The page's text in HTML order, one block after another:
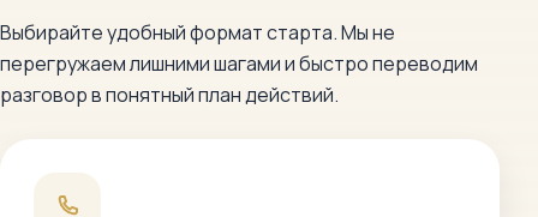
Выбирайте удобный формат старта. Мы не
перегружаем лишними шагами и быстро переводим
разговор в понятный план действий.